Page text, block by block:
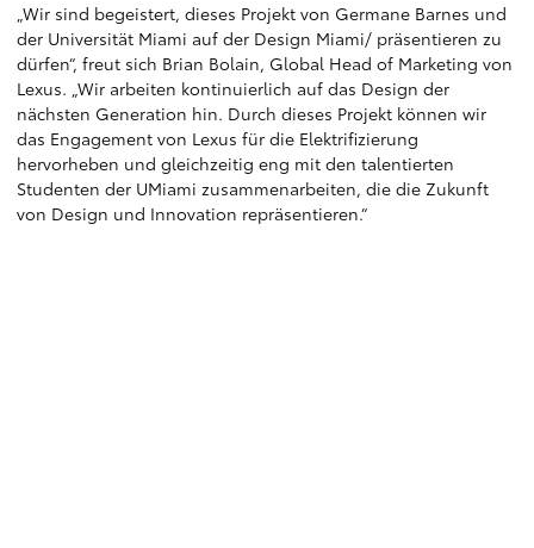
„Wir sind begeistert, dieses Projekt von Germane Barnes und
der Universität Miami auf der Design Miami/ präsentieren zu
dürfen“, freut sich Brian Bolain, Global Head of Marketing von
Lexus. „Wir arbeiten kontinuierlich auf das Design der
nächsten Generation hin. Durch dieses Projekt können wir
das Engagement von Lexus für die Elektrifizierung
hervorheben und gleichzeitig eng mit den talentierten
Studenten der UMiami zusammenarbeiten, die die Zukunft
von Design und Innovation repräsentieren.“